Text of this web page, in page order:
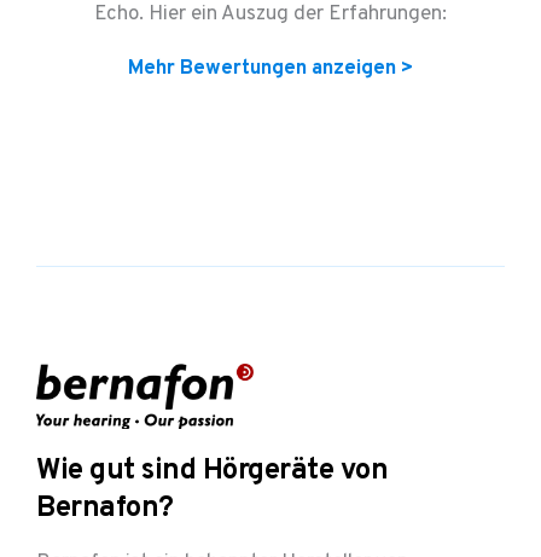
Echo. Hier ein Auszug der Erfahrungen:
Mehr Bewertungen anzeigen >
Wie gut sind Hörgeräte von
Bernafon?